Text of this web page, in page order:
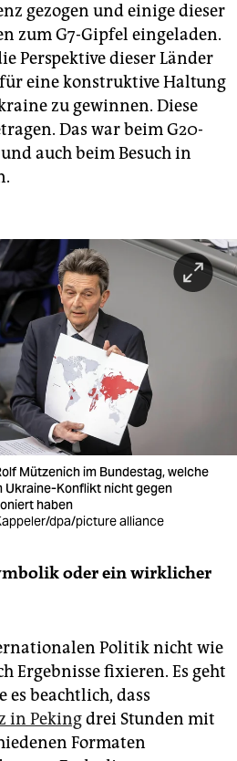
gezogen und einige dieser
zum G7-Gipfel eingeladen.
Perspektive dieser Länder
eine konstruktive Haltung
zu gewinnen. Diese
Das war beim G20-
auch beim Besuch in
Mützenich im Bundestag, welche
Ukraine-Konflikt nicht gegen
haben
dpa/picture alliance
oder ein wirklicher
Politik nicht wie
Ergebnisse fixieren. Es geht
es beachtlich, dass
in Pekingdrei Stunden mit
Formaten